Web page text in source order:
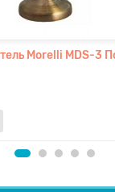
Morelli MDS-3